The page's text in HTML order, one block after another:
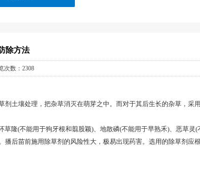
除方法
数：2308
土壤处理，把杂草消灭在萌芽之中。而对于其后生长的杂草，采
隆(不能用于狗牙根和翦股颖)、地散磷(不能用于早熟禾)、恶草灵(
后苗前施用除草剂的风险性大，极易出现药害。选用的除草剂应